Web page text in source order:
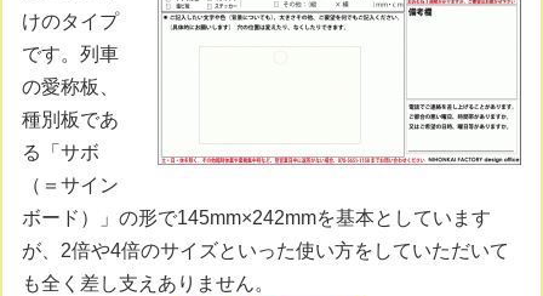
けのタイプ
です。列車
の愛称板、
種別板であ
る「サボ
（＝サイン
ボード）」の形で145mm×242mmを基本としています
が、2倍や4倍のサイズといった使い方をしていただいて
も全く差し支えありません。